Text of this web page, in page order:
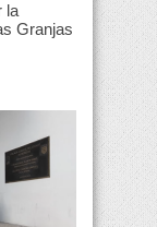
la
Granjas